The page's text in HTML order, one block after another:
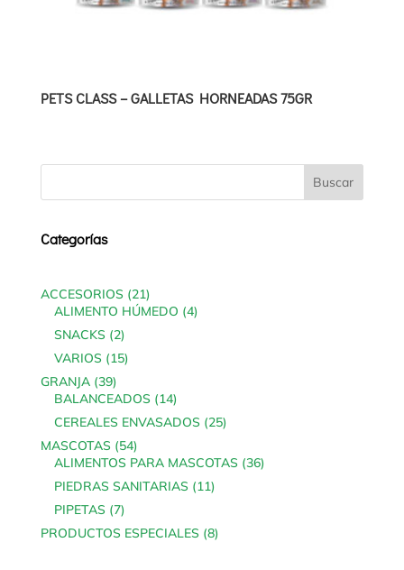
PETS CLASS – GALLETAS HORNEADAS 75GR
Categorías
ACCESORIOS 2121
products
ALIMENTO HÚMEDO 44
SNACKS 22
products
VARIOS 1515
GRANJA 3939
products
BALANCEADOS 1414
products
CEREALES ENVASADOS 2525
MASCOTAS 5454
products
ALIMENTOS PARA MASCOTAS 3636
PIEDRAS SANITARIAS 1111
PIPETAS 77
products
PRODUCTOS ESPECIALES 88